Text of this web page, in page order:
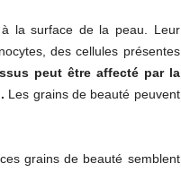
la surface de la peau. Leur
des cellules présentes
peut être affecté par la
Les grains de beauté peuvent
grains de beauté semblent